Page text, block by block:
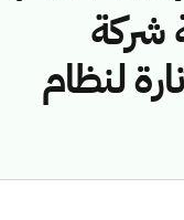
شركة
لنظام